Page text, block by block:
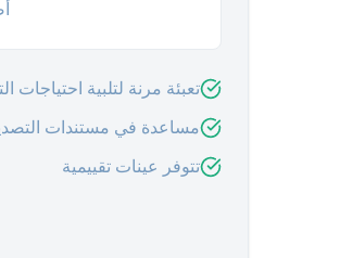
تعبئة مرنة لتلبية احتياجات
مساعدة في مستندات
تتوفر عينات تقييمية